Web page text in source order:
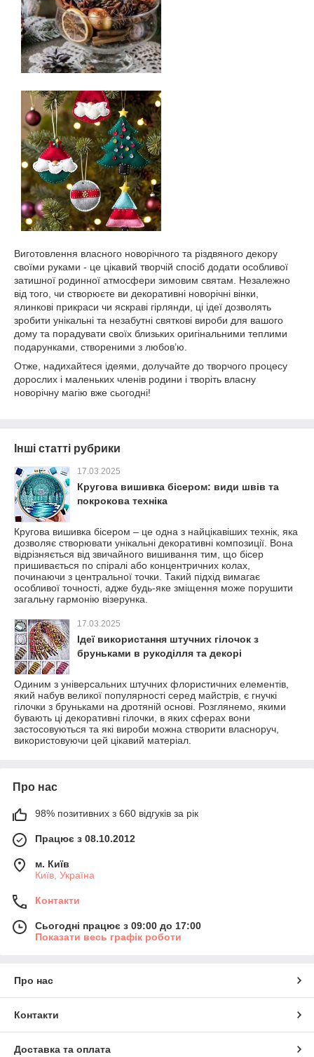
Виготовлення власного новорічного та різдвяного декору
своїми руками - це цікавий творчій спосіб додати особливої
затишної родинної атмосфери зимовим святам. Незалежно
від того, чи створюєте ви декоративні новорічні вінки,
ялинкові прикраси чи яскраві гірлянди, ці ідеї дозволять
зробити унікальні та незабутні святкові вироби для вашого
дому та порадувати своїх близьких оригінальними теплими
подарунками, створеними з любов’ю.
Отже, надихайтеся ідеями, долучайте до творчого процесу
дорослих і маленьких членів родини і творіть власну
новорічну магію вже сьогодні!
Інші статті рубрики
17.03.2025
Кругова вишивка бісером: види швів та
покрокова техніка
Кругова вишивка бісером – це одна з найцікавіших технік, яка
дозволяє створювати унікальні декоративні композиції. Вона
відрізняється від звичайного вишивання тим, що бісер
пришивається по спіралі або концентричних колах,
починаючи з центральної точки. Такий підхід вимагає
особливої точності, адже будь-яке зміщення може порушити
загальну гармонію візерунка.
17.03.2025
Ідеї використання штучних гілочок з
бруньками в рукоділля та декорі
Одиним з універсальних штучних флористичних елементів,
який набув великої популярності серед майстрів, є гнучкі
гілочки з бруньками на дротяній основі. Розглянемо, якими
бувають ці декоративні гілочки, в яких сферах вони
застосовуються та які вироби можна створити власноруч,
використовуючи цей цікавий матеріал.
Про нас
98% позитивних з 660 відгуків за рік
Працює з 08.10.2012
м. Київ
Київ, Україна
Контакти
Сьогодні працює з 09:00 до 17:00
Показати весь графік роботи
Про нас
Контакти
Доставка та оплата